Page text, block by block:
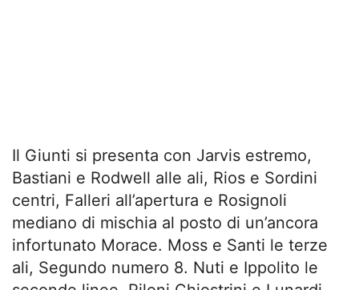
Il Giunti si presenta con Jarvis estremo,
Bastiani e Rodwell alle ali, Rios e Sordini
centri, Falleri all’apertura e Rosignoli
mediano di mischia al posto di un’ancora
infortunato Morace. Moss e Santi le terze
ali, Segundo numero 8. Nuti e Ippolito le